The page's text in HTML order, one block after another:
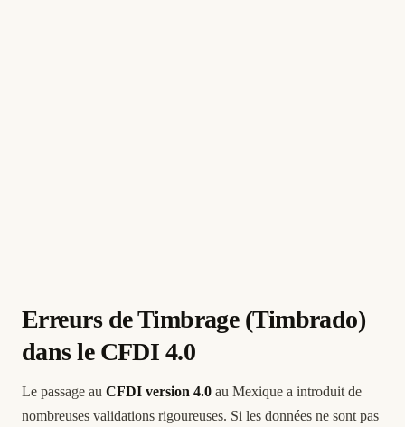
Erreurs de Timbrage (Timbrado)
dans le CFDI 4.0
Le passage au CFDI version 4.0 au Mexique a introduit de
nombreuses validations rigoureuses. Si les données ne sont pas